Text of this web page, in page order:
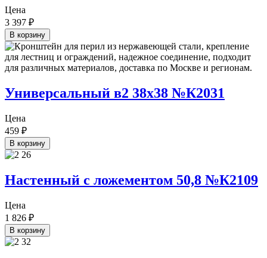
Цена
3 397 ₽
В корзину
Универсальный в2 38х38 №К2031
Цена
459 ₽
В корзину
Настенный с ложементом 50,8 №К2109
Цена
1 826 ₽
В корзину